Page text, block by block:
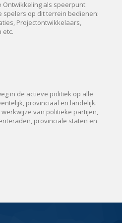
Ontwikkeling als speerpunt
spelers op dit terrein bedienen:
Projectontwikkelaars,
etc.
in de actieve politiek op alle
provinciaal en landelijk.
van politieke partijen,
provinciale staten en